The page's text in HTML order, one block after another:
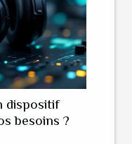
dispositif
besoins ?